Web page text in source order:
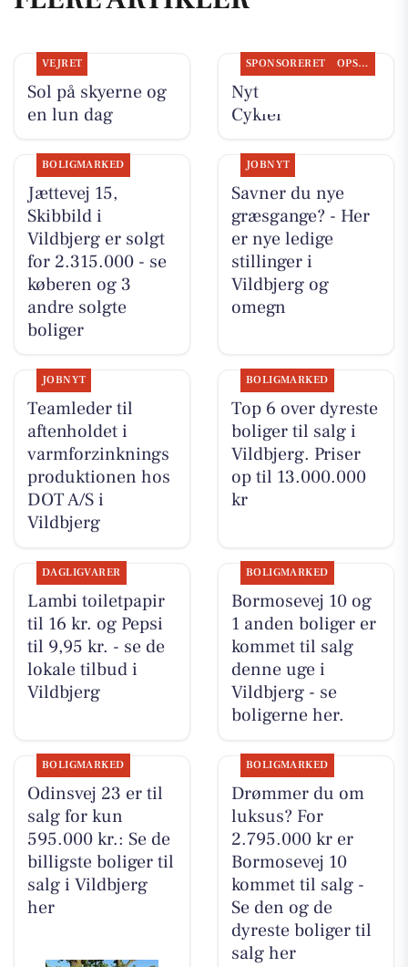
VEJRET
Sol på skyerne og
en lun dag
SPONSORERET OPSLAGSTAVLEN
Nyt fra Per P.
Cykler
BOLIGMARKED
Jættevej 15,
Skibbild i
Vildbjerg er solgt
for 2.315.000 - se
køberen og 3
andre solgte
boliger
JOBNYT
Savner du nye
græsgange? - Her
er nye ledige
stillinger i
Vildbjerg og
omegn
JOBNYT
Teamleder til
aftenholdet i
varmforzinknings
produktionen hos
DOT A/S i
Vildbjerg
BOLIGMARKED
Top 6 over dyreste
boliger til salg i
Vildbjerg. Priser
op til 13.000.000
kr
DAGLIGVARER
Lambi toiletpapir
til 16 kr. og Pepsi
til 9,95 kr. - se de
lokale tilbud i
Vildbjerg
BOLIGMARKED
Bormosevej 10 og
1 anden boliger er
kommet til salg
denne uge i
Vildbjerg - se
boligerne her.
BOLIGMARKED
Odinsvej 23 er til
salg for kun
595.000 kr.: Se de
billigste boliger til
salg i Vildbjerg
her
BOLIGMARKED
Drømmer du om
luksus? For
2.795.000 kr er
Bormosevej 10
kommet til salg -
Se den og de
dyreste boliger til
salg her